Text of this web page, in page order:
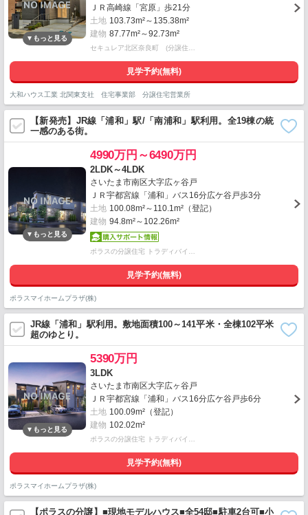
ＪＲ高崎線「宮原」歩21分
土地 103.73m²～135.38m²
建物 87.77m²～92.73m²
セキュレア北区奈良町 (分譲住…
見学予約(無料)
大和ハウス工業 北関東支社 住宅事業部 分譲住宅営業所
【新発売】JR線「浦和」駅/「南浦和」駅利用。全19棟の統
一感のある街。
4990万円～6490万円
2LDK～4LDK
さいたま市南区大字広ヶ谷戸
ＪＲ宇都宮線「浦和」バス16分広ケ谷戸歩3分
土地 100.08m²～110.1m²（登記）
建物 94.8m²～102.26m²
ポラスの分譲住宅 トラディバイ…
見学予約(無料)
ポラスマイホームプラザ(株)
JR線「浦和」駅利用。敷地面積100～141平米・全棟102平米
超のゆとり。
5390万円
3LDK
さいたま市南区大字広ヶ谷戸
ＪＲ宇都宮線「浦和」バス16分広ケ谷戸歩6分
土地 100.09m²（登記）
建物 102.02m²
ポラスの分譲住宅 トラディバイ…
見学予約(無料)
ポラスマイホームプラザ(株)
【ポラスの分譲】■現地モデルハウス■全54邸■駐車2台可■小